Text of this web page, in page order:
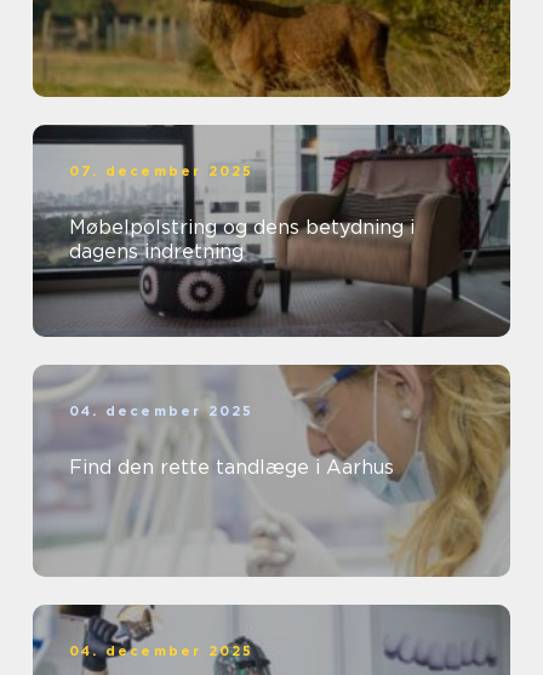
07. december 2025
Møbelpolstring og dens betydning i
dagens indretning
04. december 2025
Find den rette tandlæge i Aarhus
04. december 2025